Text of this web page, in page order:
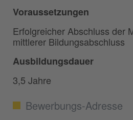
Voraussetzungen
Erfolgreicher Abschluss der
mittlerer Bildungsabschluss
Ausbildungsdauer
3,5 Jahre
Bewerbungs-Adresse